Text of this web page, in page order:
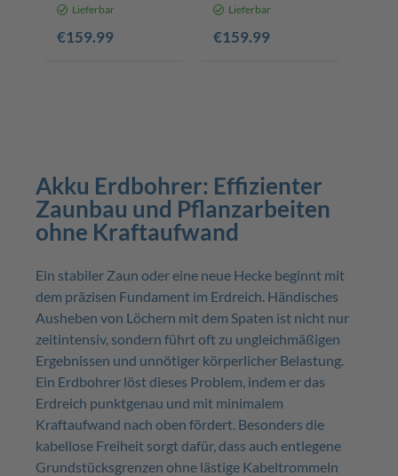
Ø100mm Bohrer | 3
Softgrip
Lieferbar
€159.99
800mm Bohrerlänge
3 Betriebsmodi |
Lieferbar
€159.99
Akku Erdbohrer: Effizienter
Zaunbau und Pflanzarbeiten
ohne Kraftaufwand
Ein stabiler Zaun oder eine neue Hecke beginnt mit
dem präzisen Fundament im Erdreich. Händisches
Ausheben von Löchern mit dem Spaten ist nicht nur
zeitintensiv, sondern führt oft zu ungleichmäßigen
Ergebnissen und unnötiger körperlicher Belastung.
Ein Erdbohrer löst dieses Problem, indem er das
Erdreich punktgenau und mit minimalem
Kraftaufwand nach oben fördert. Besonders die
kabellose Freiheit sorgt dafür, dass auch entlegene
Grundstücksgrenzen ohne lästige Kabeltrommeln